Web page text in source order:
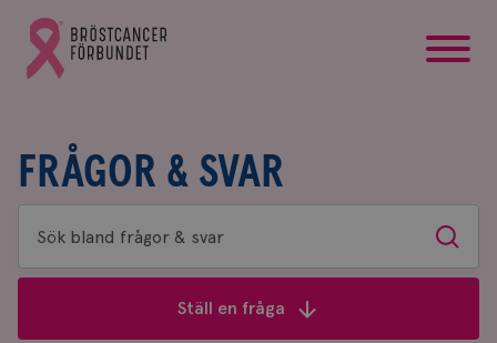
Gå
till
Bröstcancerförbundets
FRÅGOR & SVAR
Sök
bland
Sök
Ställ en fråga